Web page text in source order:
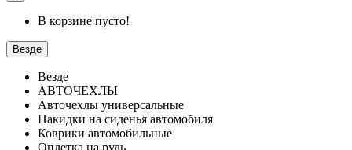
В корзине пусто!
Везде
Везде
АВТОЧЕХЛЫ
Авточехлы универсальные
Накидки на сиденья автомобиля
Коврики автомобильные
Оплетка на руль